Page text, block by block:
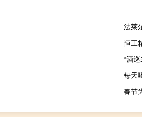
法莱
恒工
“酒
每天
春节